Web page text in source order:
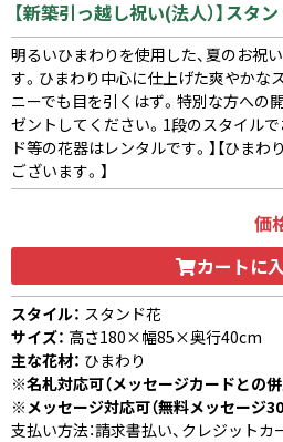
【新築引っ越し祝い(法人）】スタ
明るいひまわりを使用した、夏のお祝
す。ひまわり中心に仕上げた爽やかな
ニーでも目を引くはず。特別な方への
ゼントしてください。1段のスタイルで
ド等の花器はレンタルです。】【ひま
ございます。】
価
カートに
スタイル： スタンド花
サイズ： 高さ180×幅85×奥行40cm
主な花材： ひまわり
※名札対応可（メッセージカードとの
※メッセージ対応可（無料メッセージ30
支払い方法：請求書払い、クレジット